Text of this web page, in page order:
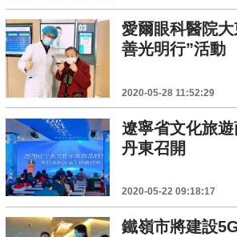
愛爾眼科醫院
善光明行”活動
2020-05-28 11:52:29
遼寧省文化旅
丹東召開
2020-05-22 09:18:17
鐵嶺市將建設